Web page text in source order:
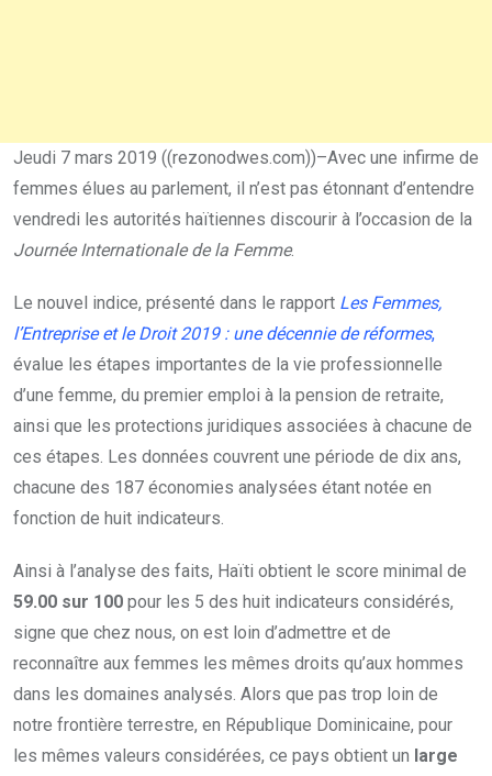
Jeudi 7 mars 2019 ((rezonodwes.com))–Avec une infirme de
femmes élues au parlement, il n’est pas étonnant d’entendre
vendredi les autorités haïtiennes discourir à l’occasion de la
Journée Internationale de la Femme.
Le nouvel indice, présenté dans le rapport Les Femmes,
l’Entreprise et le Droit 2019 : une décennie de réformes,
évalue les étapes importantes de la vie professionnelle
d’une femme, du premier emploi à la pension de retraite,
ainsi que les protections juridiques associées à chacune de
ces étapes. Les données couvrent une période de dix ans,
chacune des 187 économies analysées étant notée en
fonction de huit indicateurs.
Ainsi à l’analyse des faits, Haïti obtient le score minimal de
59.00 sur 100 pour les 5 des huit indicateurs considérés,
signe que chez nous, on est loin d’admettre et de
reconnaître aux femmes les mêmes droits qu’aux hommes
dans les domaines analysés. Alors que pas trop loin de
notre frontière terrestre, en République Dominicaine, pour
les mêmes valeurs considérées, ce pays obtient un large